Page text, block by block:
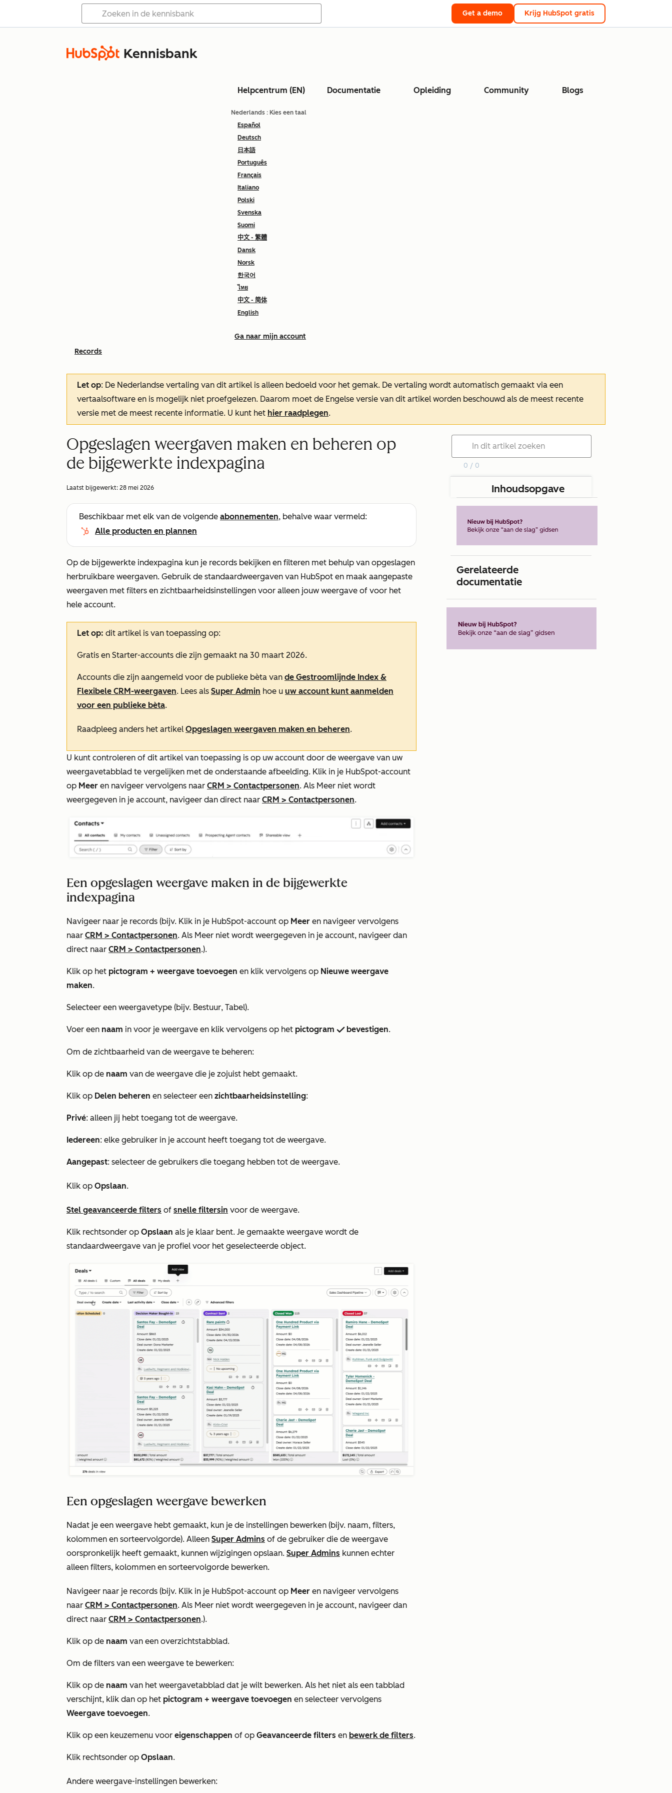
Get a demo Krijg HubSpot gratis
Kennisbank
Helpcentrum (EN) Documentatie Opleiding Community Blogs
Nederlands : Kies een taal
Español
Deutsch
日本語
Português
Français
Italiano
Polski
Svenska
Suomi
中文 - 繁體
Dansk
Norsk
한국어
ไทย
中文 - 简体
English
Ga naar mijn account
Records
Let op: De Nederlandse vertaling van dit artikel is alleen bedoeld voor het gemak. De vertaling wordt automatisch gemaakt via een
vertaalsoftware en is mogelijk niet proefgelezen. Daarom moet de Engelse versie van dit artikel worden beschouwd als de meest recente
versie met de meest recente informatie. U kunt het hier raadplegen.
Opgeslagen weergaven maken en beheren op
de bijgewerkte indexpagina
Laatst bijgewerkt: 28 mei 2026
Beschikbaar met elk van de volgende abonnementen, behalve waar vermeld:
Alle producten en plannen
Op de bijgewerkte indexpagina kun je records bekijken en filteren met behulp van opgeslagen
herbruikbare weergaven. Gebruik de standaardweergaven van HubSpot en maak aangepaste
weergaven met filters en zichtbaarheidsinstellingen voor alleen jouw weergave of voor het
hele account.
Let op: dit artikel is van toepassing op:
Gratis en Starter-accounts die zijn gemaakt na 30 maart 2026.
Accounts die zijn aangemeld voor de publieke bèta van de Gestroomlijnde Index &
Flexibele CRM-weergaven. Lees als Super Admin hoe u uw account kunt aanmelden
voor een publieke bèta.
Raadpleeg anders het artikel Opgeslagen weergaven maken en beheren.
U kunt controleren of dit artikel van toepassing is op uw account door de weergave van uw
weergavetabblad te vergelijken met de onderstaande afbeelding. Klik in je HubSpot-account
op Meer en navigeer vervolgens naar CRM > Contactpersonen. Als Meer niet wordt
weergegeven in je account, navigeer dan direct naar CRM > Contactpersonen.
Een opgeslagen weergave maken in de bijgewerkte
indexpagina
Navigeer naar je records (bijv. Klik in je HubSpot-account op Meer en navigeer vervolgens
naar CRM > Contactpersonen. Als Meer niet wordt weergegeven in je account, navigeer dan
direct naar CRM > Contactpersonen.).
Klik op het pictogram + weergave toevoegen en klik vervolgens op Nieuwe weergave
maken.
Selecteer een weergavetype (bijv. Bestuur, Tabel).
Voer een naam in voor je weergave en klik vervolgens op het pictogram successIcon bevestigen.
Om de zichtbaarheid van de weergave te beheren:
Klik op de naam van de weergave die je zojuist hebt gemaakt.
Klik op Delen beheren en selecteer een zichtbaarheidsinstelling:
Privé: alleen jij hebt toegang tot de weergave.
Iedereen: elke gebruiker in je account heeft toegang tot de weergave.
Aangepast: selecteer de gebruikers die toegang hebben tot de weergave.
Klik op Opslaan.
Stel geavanceerde filters of snelle filtersin voor de weergave.
Klik rechtsonder op Opslaan als je klaar bent. Je gemaakte weergave wordt de
standaardweergave van je profiel voor het geselecteerde object.
Een opgeslagen weergave bewerken
Nadat je een weergave hebt gemaakt, kun je de instellingen bewerken (bijv. naam, filters,
kolommen en sorteervolgorde). Alleen Super Admins of de gebruiker die de weergave
oorspronkelijk heeft gemaakt, kunnen wijzigingen opslaan. Super Admins kunnen echter
alleen filters, kolommen en sorteervolgorde bewerken.
Navigeer naar je records (bijv. Klik in je HubSpot-account op Meer en navigeer vervolgens
naar CRM > Contactpersonen. Als Meer niet wordt weergegeven in je account, navigeer dan
direct naar CRM > Contactpersonen.).
Klik op de naam van een overzichtstabblad.
Om de filters van een weergave te bewerken:
Klik op de naam van het weergavetabblad dat je wilt bewerken. Als het niet als een tabblad
verschijnt, klik dan op het pictogram + weergave toevoegen en selecteer vervolgens
Weergave toevoegen.
Klik op een keuzemenu voor eigenschappen of op Geavanceerde filters en bewerk de filters.
Klik rechtsonder op Opslaan.
Andere weergave-instellingen bewerken:
0 / 0
Inhoudsopgave
Gerelateerde
documentatie